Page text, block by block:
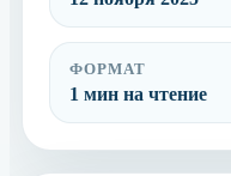
ФОРМАТ
1 мин на чтение